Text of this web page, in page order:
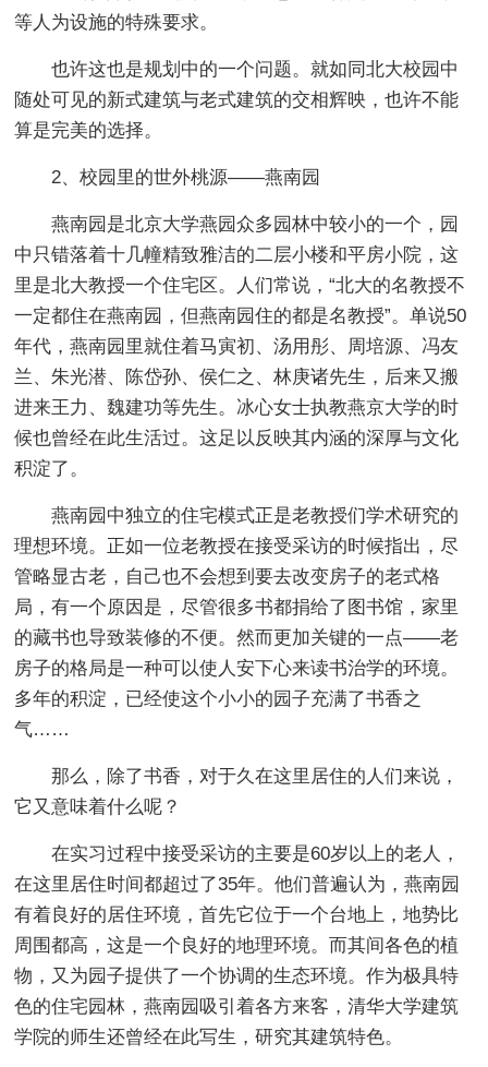
等人为设施的特殊要求。
也许这也是规划中的一个问题。就如同北大校园中
随处可见的新式建筑与老式建筑的交相辉映，也许不能
算是完美的选择。
2、校园里的世外桃源——燕南园
燕南园是北京大学燕园众多园林中较小的一个，园
中只错落着十几幢精致雅洁的二层小楼和平房小院，这
里是北大教授一个住宅区。人们常说，“北大的名教授不
一定都住在燕南园，但燕南园住的都是名教授”。单说50
年代，燕南园里就住着马寅初、汤用彤、周培源、冯友
兰、朱光潜、陈岱孙、侯仁之、林庚诸先生，后来又搬
进来王力、魏建功等先生。冰心女士执教燕京大学的时
候也曾经在此生活过。这足以反映其内涵的深厚与文化
积淀了。
燕南园中独立的住宅模式正是老教授们学术研究的
理想环境。正如一位老教授在接受采访的时候指出，尽
管略显古老，自己也不会想到要去改变房子的老式格
局，有一个原因是，尽管很多书都捐给了图书馆，家里
的藏书也导致装修的不便。然而更加关键的一点——老
房子的格局是一种可以使人安下心来读书治学的环境。
多年的积淀，已经使这个小小的园子充满了书香之
气……
那么，除了书香，对于久在这里居住的人们来说，
它又意味着什么呢？
在实习过程中接受采访的主要是60岁以上的老人，
在这里居住时间都超过了35年。他们普遍认为，燕南园
有着良好的居住环境，首先它位于一个台地上，地势比
周围都高，这是一个良好的地理环境。而其间各色的植
物，又为园子提供了一个协调的生态环境。作为极具特
色的住宅园林，燕南园吸引着各方来客，清华大学建筑
学院的师生还曾经在此写生，研究其建筑特色。